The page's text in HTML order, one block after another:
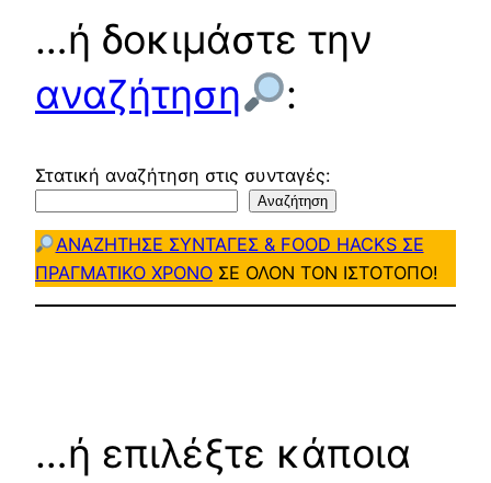
…ή δοκιμάστε την
αναζήτηση
:
Στατική αναζήτηση στις συνταγές:
Αναζήτηση
ΑΝΑΖΗΤΗΣΕ ΣΥΝΤΑΓΕΣ & FOOD HACKS ΣΕ
ΠΡΑΓΜΑΤΙΚΟ ΧΡΟΝΟ ΣΕ ΟΛΟΝ ΤΟΝ ΙΣΤΟΤΟΠΟ!
…ή επιλέξτε κάποια